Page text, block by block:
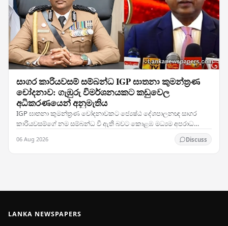
සාගර කාරියවසම් සම්බන්ධ IGP ඝාතනා කුමන්ත්‍රණ
චෝදනාව: ගැඹුරු විමර්ශනයකට කඩුවෙල
අධිකරණයෙන් අනුමැතිය
IGP ඝාතනා කුමන්ත්‍රණ චෝදනාවකට ජ්‍යෙෂ්ඨ දේශපාලනඥ සාගර
කාරියවසම්ගේ නම සම්බන්ධ වී ඇති බවට කොළඹ මධ්‍යම අපරාධ
විමර්ශන කාර්යාංශය (CCIB) ඉදිරිපත් කළ වාර්තාව සලකා බැලූ…
06 Aug 2026 Discuss
LANKA NEWSPAPERS